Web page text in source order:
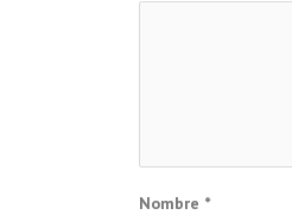
Nombre *